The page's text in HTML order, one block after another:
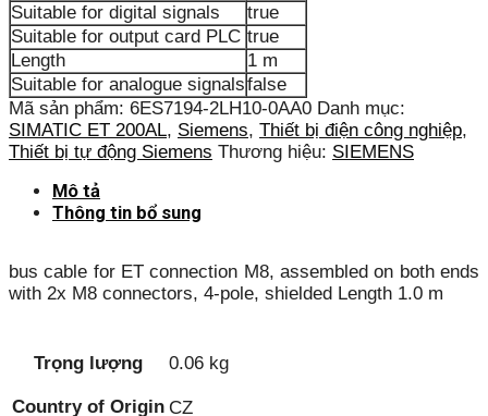
Suitable for digital signals
true
Suitable for output card PLC true
Length
1 m
Suitable for analogue signalsfalse
Mã sản phẩm: 6ES7194-2LH10-0AA0 Danh mục:
SIMATIC ET 200AL, Siemens, Thiết bị điện công nghiệp,
Thiết bị tự động Siemens Thương hiệu: SIEMENS
Mô tả
Thông tin bổ sung
bus cable for ET connection M8, assembled on both ends
with 2x M8 connectors, 4-pole, shielded Length 1.0 m
Trọng lượng 0.06 kg
Country of Origin CZ